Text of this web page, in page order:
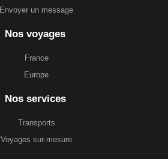
Envoyer un message
Nos voyages
France
Europe
Nos services
Transports
Voyages sur-mesure